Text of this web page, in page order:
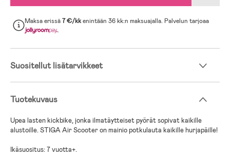
Maksa erissä7 €/kkenintään 36 kk:n maksuajalla. Palvelun tarjoaa
.
Suositellut lisätarvikkeet
Tuotekuvaus
Upea lasten kickbike, jonka ilmatäytteiset pyörät sopivat kaikille
alustoille. STIGA Air Scooter on mainio potkulauta kaikille hurjapäille!
Ikäsuositus: 7 vuotta+.